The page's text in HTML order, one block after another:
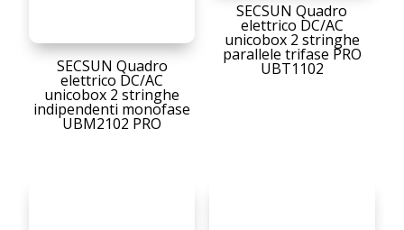
SECSUN Quadro
elettrico DC/AC
unicobox 2 stringhe
indipendenti monofase
UBM2102 PRO
SECSUN Quadro
elettrico DC/AC
unicobox 2 stringhe
parallele trifase PRO
UBT1102